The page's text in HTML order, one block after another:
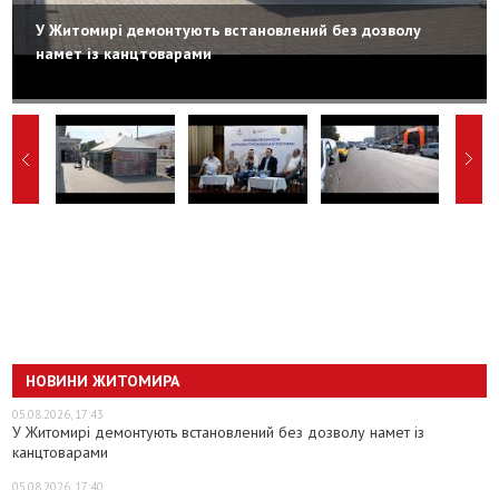
У Житомирі демонтують встановлений без дозволу
намет із канцтоварами
НОВИНИ ЖИТОМИРА
05.08.2026, 17:43
У Житомирі демонтують встановлений без дозволу намет із
канцтоварами
05.08.2026, 17:40